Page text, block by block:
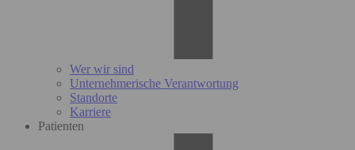
Wer wir sind
Unternehmerische Verantwortung
Standorte
Karriere
Patienten